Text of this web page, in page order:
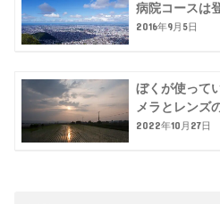
病院コースは
2016年9月5日
ぼくが使って
メラとレンズ
2022年10月27日